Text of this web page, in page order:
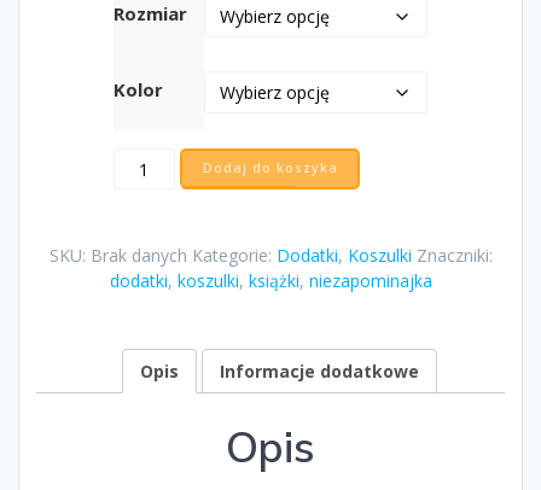
Rozmiar
Kolor
ilość
Koszulka
Dodaj do koszyka
SKU: Brak danych Kategorie: Dodatki, Koszulki Znaczniki:
dodatki, koszulki, książki, niezapominajka
Opis Informacje dodatkowe
Opis